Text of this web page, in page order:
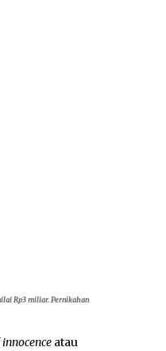
Rp3 miliar. Pernikahan
atau